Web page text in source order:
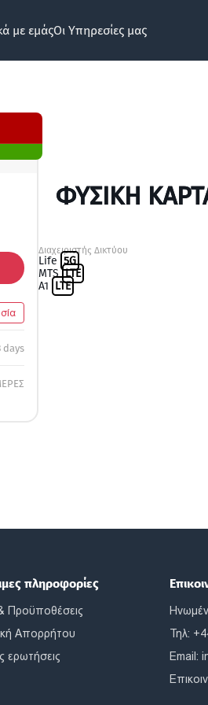
με εμάςΟι Υπηρεσίες μας
days
ΦΥΣΙΚΉ
Διαχειριστής Δικτύου
Life 5G
MTS LTE
A1 LTE
πληροφορίες
Προϋποθέσεις
Απορρήτου
ερωτήσεις
Τηλ:
Email: